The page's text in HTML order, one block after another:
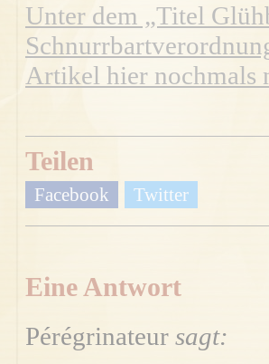
Unter dem „Titel
Artikel hier nochmals
Teilen
Facebook Twitter
Eine Antwort
Pérégrinateur sagt: